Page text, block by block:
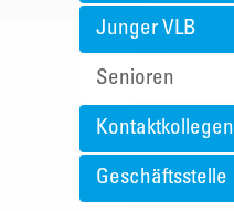
Junger VLB
Senioren
Kontaktkollegen
Geschäftsstelle